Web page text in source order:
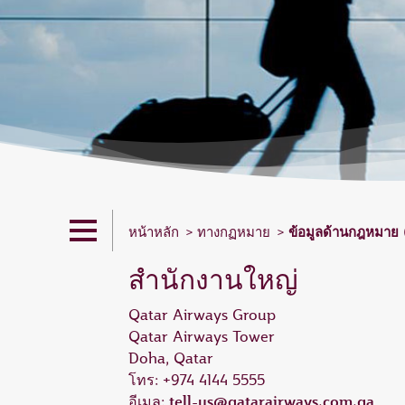
หน้าหลัก ทางกฏหมาย ข้อมูลด้านกฎหมาย
สำนักงานใหญ่
Qatar Airways Group
Qatar Airways Tower
Doha, Qatar
โทร: +974 4144 5555